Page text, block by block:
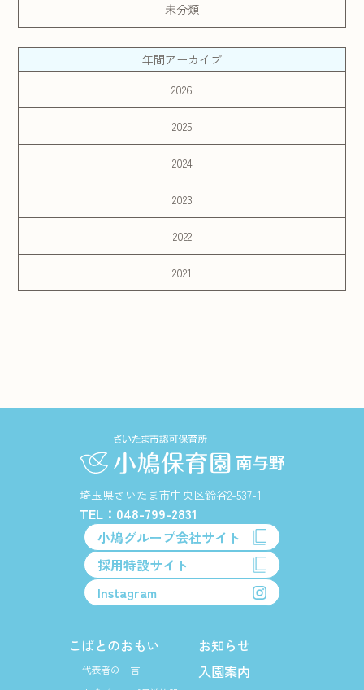
未分類
年間アーカイブ
2026
2025
2024
2023
2022
2021
埼玉県さいたま市中央区鈴谷2-537-1
TEL：048-799-2831
小鳩グループ会社サイト
採用特設サイト
Instagram
こばとのおもい
代表者の一言
お知らせ
入園案内